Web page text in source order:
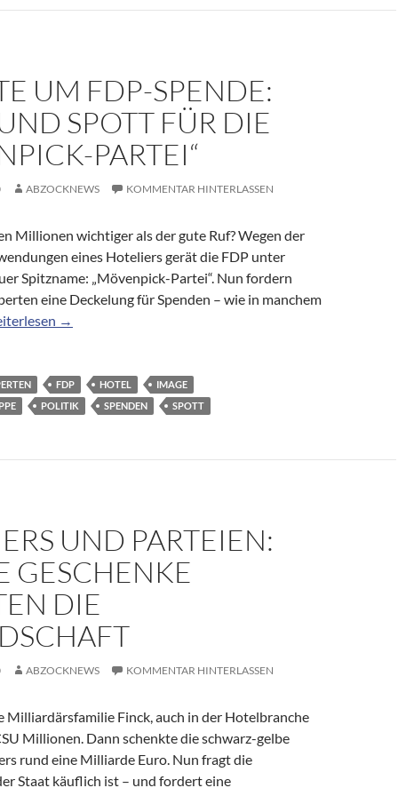
UM FDP-SPENDE:
SPOTT FÜR DIE
PARTEI“
ABZOCKNEWS KOMMENTAR HINTERLASSEN
Millionen wichtiger als der gute Ruf? Wegen der
eines Hoteliers gerät die FDP unter
Spitzname: „Mövenpick-Partei“. Nun fordern
eine Deckelung für Spenden – wie in manchem
um FDP-Spende: Hohn und Spott für die „Mövenpick-
→
FDP HOTEL
IMAGE
POLITIK SPENDEN SPOTT
UND PARTEIEN:
GESCHENKE E
DIE F
ABZOCKNEWS KOMMENTAR HINTERLASSEN
Milliardärsfamilie Finck, auch in der Hotelbranche
Millionen. Dann schenkte die schwarz-gelbe
rund eine Milliarde Euro. Nun fragt die
Staat käuflich ist – und fordert eine